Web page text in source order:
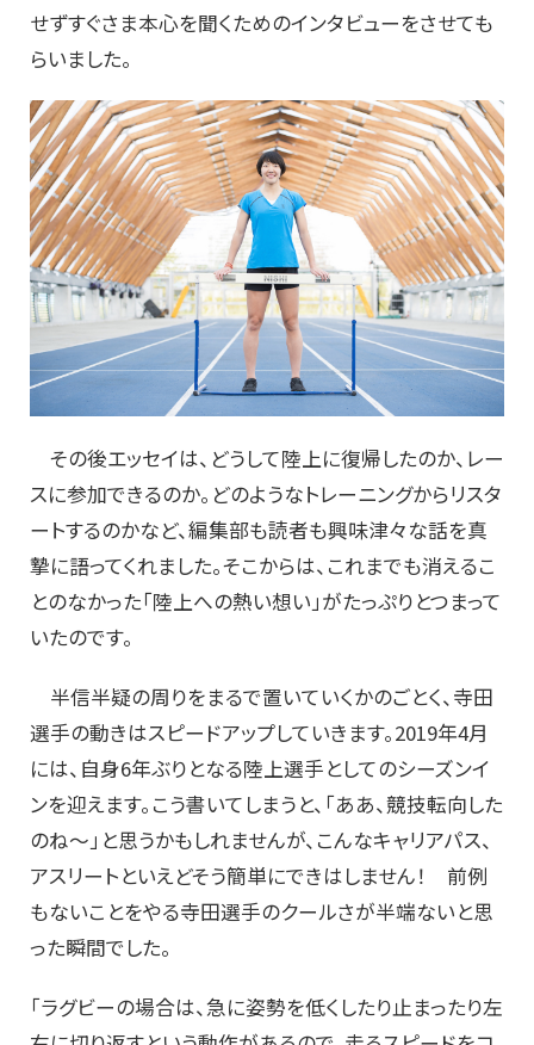
せずすぐさま本心を聞くためのインタビューをさせても
らいました。
その後エッセイは、どうして陸上に復帰したのか、レー
スに参加できるのか。どのようなトレーニングからリスタ
ートするのかなど、編集部も読者も興味津々な話を真
摯に語ってくれました。そこからは、これまでも消えるこ
とのなかった「陸上への熱い想い」がたっぷりとつまって
いたのです。
半信半疑の周りをまるで置いていくかのごとく、寺田
選手の動きはスピードアップしていきます。2019年4月
には、自身6年ぶりとなる陸上選手としてのシーズンイ
ンを迎えます。こう書いてしまうと、「ああ、競技転向した
のね～」と思うかもしれませんが、こんなキャリアパス、
アスリートといえどそう簡単にできはしません！ 前例
もないことをやる寺田選手のクールさが半端ないと思
った瞬間でした。
「ラグビーの場合は、急に姿勢を低くしたり止まったり左